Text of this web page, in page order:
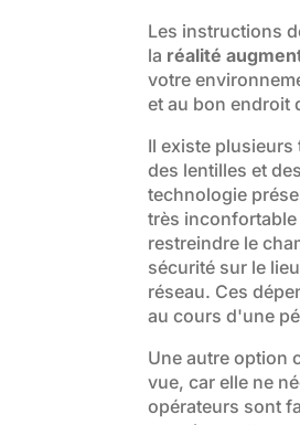
Les instructions
la réalité
votre
et au bon endroit
Il existe
des lentilles et
technologie
très
restreindre le
sécurité sur le
réseau. Ces
au cours d'une
Une autre option
vue, car elle ne
opérateurs sont